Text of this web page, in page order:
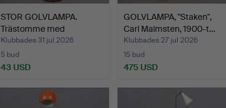
STOR GOLVLAMPA.
Trästomme med
tygskärm, 19…
Klubbades 31 jul 2026
5 bud
43 USD
GOLVLAMPA, "Staken",
Carl Malmsten, 1900-t…
Klubbades 27 jul 2026
15 bud
475 USD